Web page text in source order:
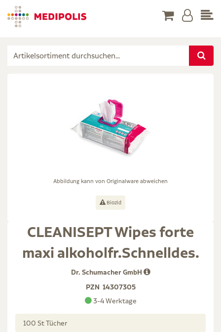
Abbildung kann von Originalware abweichen
Biozid
CLEANISEPT Wipes forte
maxi alkoholfr.Schnelldes.
Dr. Schumacher GmbH
PZN 14307305
3-4 Werktage
100 St Tücher